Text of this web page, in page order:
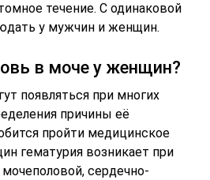
течение. С одинаковой
у мужчин и женщин.
в моче у женщин?
появляться при многих
причины её
пройти медицинское
гематурия возникает при
сердечно-